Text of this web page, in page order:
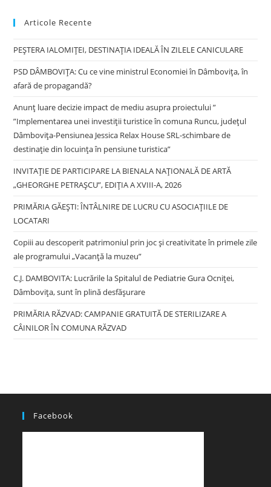
Articole Recente
PEȘTERA IALOMIȚEI, DESTINAȚIA IDEALĂ ÎN ZILELE CANICULARE
PSD DÂMBOVIȚA: Cu ce vine ministrul Economiei în Dâmbovița, în
afară de propagandă?
Anunț luare decizie impact de mediu asupra proiectului ”
”Implementarea unei investiții turistice în comuna Runcu, județul
Dâmbovița-Pensiunea Jessica Relax House SRL-schimbare de
destinație din locuința în pensiune turistica”
INVITAȚIE DE PARTICIPARE LA BIENALA NAȚIONALĂ DE ARTĂ
„GHEORGHE PETRAȘCU”, EDIŢIA A XVIII-A, 2026
PRIMĂRIA GĂEȘTI: ÎNTÂLNIRE DE LUCRU CU ASOCIAȚIILE DE
LOCATARI
Copiii au descoperit patrimoniul prin joc și creativitate în primele zile
ale programului „Vacanță la muzeu”
C.J. DAMBOVITA: Lucrările la Spitalul de Pediatrie Gura Ocniței,
Dâmbovița, sunt în plină desfășurare
PRIMĂRIA RĂZVAD: CAMPANIE GRATUITĂ DE STERILIZARE A
CÂINILOR ÎN COMUNA RĂZVAD
Facebook